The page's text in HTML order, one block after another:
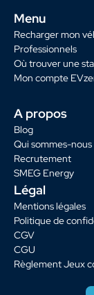
Menu
Recharger mon
Professionnels
Où trouver une
Mon compte
A propos
Blog
Qui sommes-nous
Recrutement
SMEG Energy
Légal
Mentions légales
Politique de
CGV
CGU
Règlement Jeux